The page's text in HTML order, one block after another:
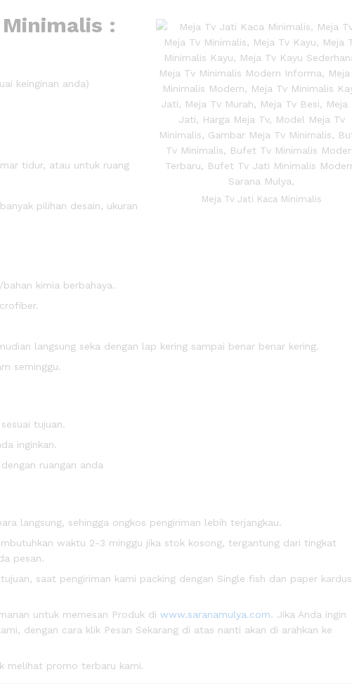
Meja Tv Jati Kaca Minimalis
:
keinginan anda)
tidur, atau untuk ruang
pilihan desain, ukuran
kimia berbahaya.
langsung seka dengan lap kering sampai benar benar kering.
seminggu.
tujuan.
inginkan.
ruangan anda
langsung, sehingga ongkos pengiriman lebih terjangkau.
waktu 2-3 minggu jika stok kosong, tergantung dari tingkat
pesan.
saat pengiriman kami packing dengan Single fish dan paper kardus
untuk memesan Produk di www.saranamulya.com. Jika Anda ingin
dengan cara klik Pesan Sekarang di atas nanti akan di arahkan ke
melihat promo terbaru kami.